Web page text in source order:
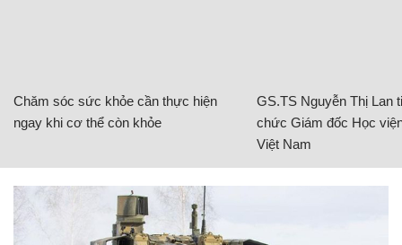
Chăm sóc sức khỏe cần thực hiện
ngay khi cơ thể còn khỏe
GS.TS Nguyễn Thị Lan
chức Giám đốc Học
Việt Nam